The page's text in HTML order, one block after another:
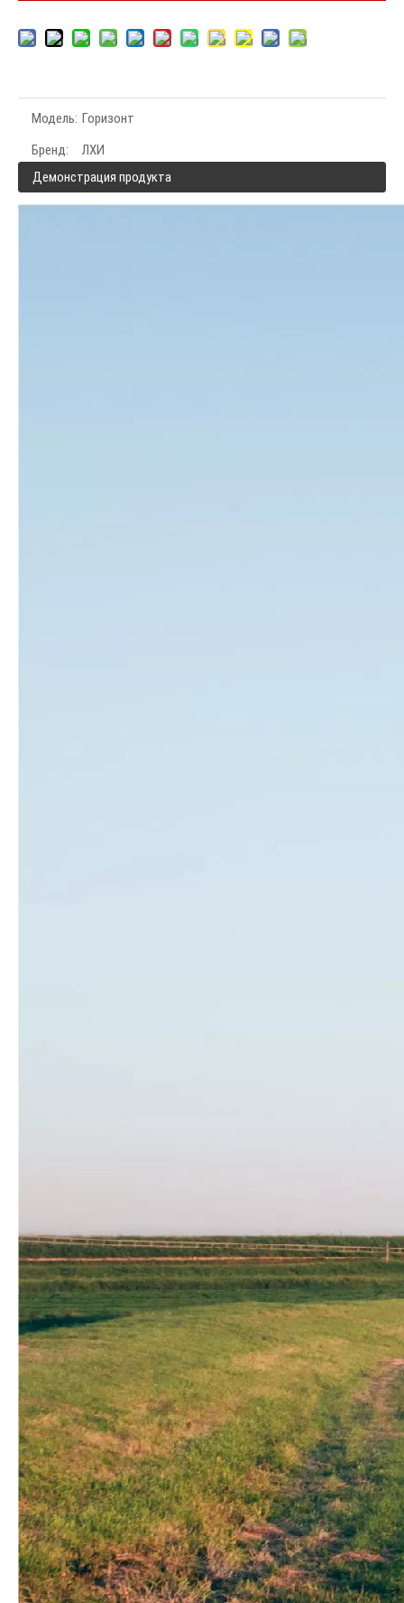
Модель: Горизонт
Бренд:
ЛХИ
Демонстрация продукта